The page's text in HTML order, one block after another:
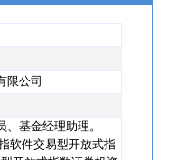
限公司
基金经理助理。
软件交易型开放式指